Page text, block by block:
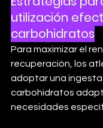
utilización
carbohidratos
Para maximizar el
recuperación, los
adoptar una
carbohidratos
necesidades